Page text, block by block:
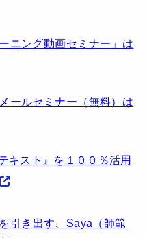
ニング動画セミナー」は
ールセミナー（無料）は
キスト』を１００％活用
引き出す、Saya（師範